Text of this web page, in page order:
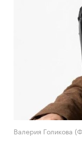
Валерия Голикова